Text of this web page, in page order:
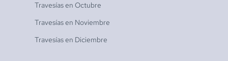
Travesías en Octubre
Travesías en Noviembre
Travesías en Diciembre